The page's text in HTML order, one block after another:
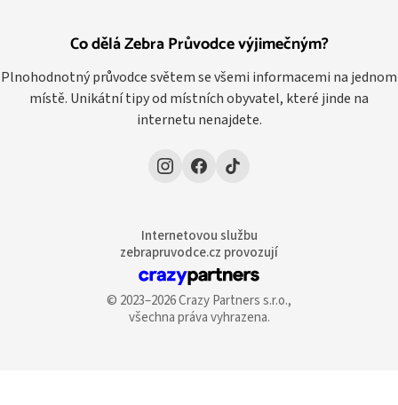
Co dělá Zebra Průvodce výjimečným?
Plnohodnotný průvodce světem se všemi informacemi na jednom
místě. Unikátní tipy od místních obyvatel, které jinde na
internetu nenajdete.
Internetovou službu
zebrapruvodce.cz provozují
© 2023–2026 Crazy Partners s.r.o.,
všechna práva vyhrazena.